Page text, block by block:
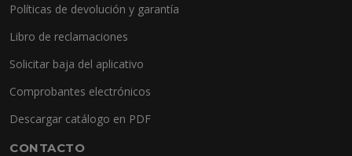
Políticas de devolución y garantía
Libro de reclamaciones
Solicitar baja del aplicativo
Comprobantes electrónicos
Descargar catálogo en PDF
CONTACTO